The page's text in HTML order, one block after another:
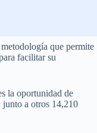
que permite
facilitar su
la oportunidad de
junto a otros 14,210